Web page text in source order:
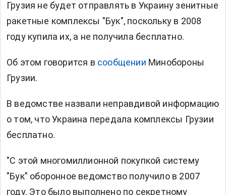
Грузия не будет отправлять в Украину зенитные
ракетные комплексы "Бук", поскольку в 2008
году купила их, а не получила бесплатно.
Об этом говорится в сообщении Минобороны
Грузии.
В ведомстве назвали неправдивой информацию
о том, что Украина передала комплексы Грузии
бесплатно.
"С этой многомиллионной покупкой систему
"Бук" оборонное ведомство получило в 2007
году. Это было выполнено по секретному